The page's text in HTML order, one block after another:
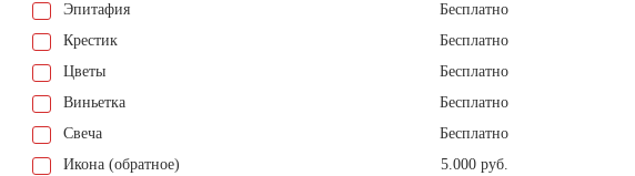
Эпитафия
Бесплатно
Крестик
Бесплатно
Цветы
Бесплатно
Виньетка
Бесплатно
Свеча
Бесплатно
Икона (обратное)
5.000 руб.